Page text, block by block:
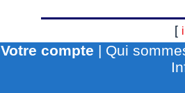
[
Votre compte | Qui